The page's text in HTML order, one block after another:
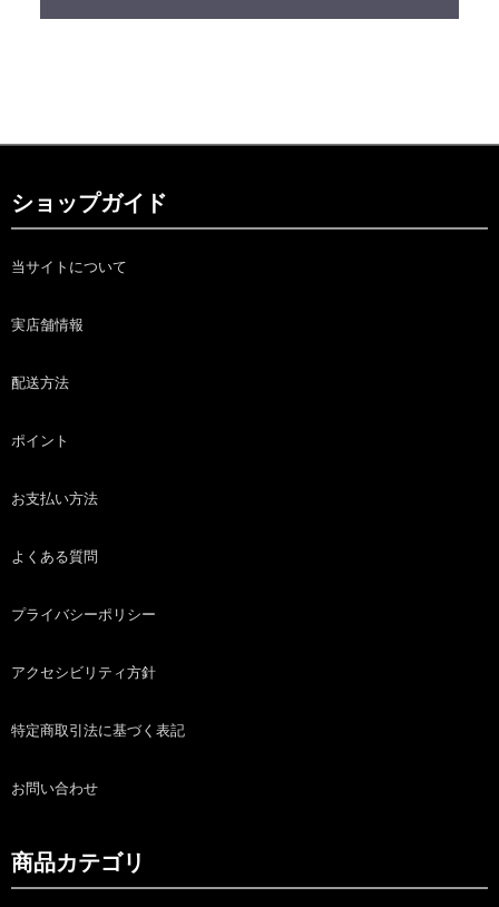
ショップガイド
当サイトについて
実店舗情報
配送方法
ポイント
お支払い方法
よくある質問
プライバシーポリシー
アクセシビリティ方針
特定商取引法に基づく表記
お問い合わせ
商品カテゴリ